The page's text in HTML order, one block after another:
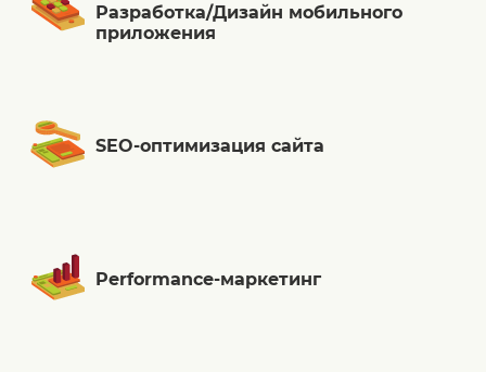
Разработка/Дизайн мобильного
приложения
SEO-оптимизация сайта
Performance-маркетинг